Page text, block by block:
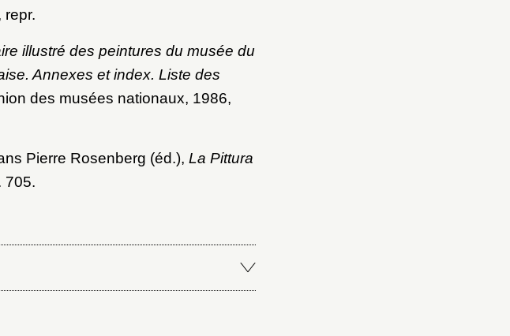
illustré des peintures du musée du
Annexes et index. Liste des
des musées nationaux, 1986,
Pierre Rosenberg (éd.), La Pittura
705.